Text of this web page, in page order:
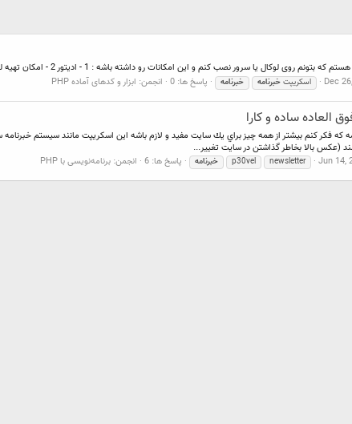
و این امکانات رو داشته باشه : 1 - ادیتور 2 - امکان تهیه لیست های متعدد و دسته بندی ها 3 - امکان ایمپورت لیست ایمیل 4 - اگر فارسی باشه که بهتر و اگر هم نبود لطفا بدید . با تشکر
Dec اسکریپت خبرنامه خبرنامه پاسخ ها: 0 انجمن: ابزار و کدهای آماده PHP
العاده ساده و كارا
(عكس بالا بخاطر گذاشتن در سايت تغيير...
Jun 14,
newsletter
p30vel خبرنامه پاسخ ها: 6 انجمن: برنامه‌نویسی با PHP